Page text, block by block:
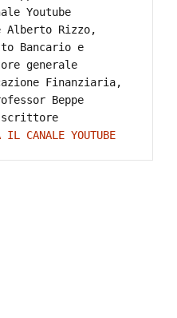
Youtube
Alberto Rizzo,
Bancario e
generale
Finanziaria,
Beppe
scrittore
CANALE YOUTUBE